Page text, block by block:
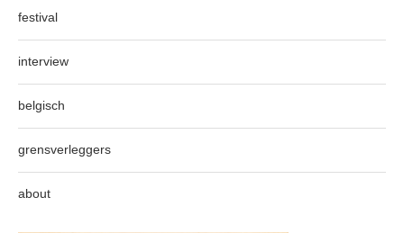
festival
interview
belgisch
grensverleggers
about